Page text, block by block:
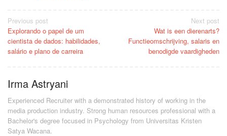
Post
navigation
Previous post
Explorando o papel de um
cientista de dados: habilidades,
salário e plano de carreira
Next post
Wat is een dierenarts?
Functieomschrijving, salaris en
benodigde vaardigheden
Irma Astryani
Experienced Recruiter with a demonstrated history of working in the
media production industry. Strong human resources professional with a
Bachelor's degree focused in Psychology from Universitas Kristen
Satya Wacana.